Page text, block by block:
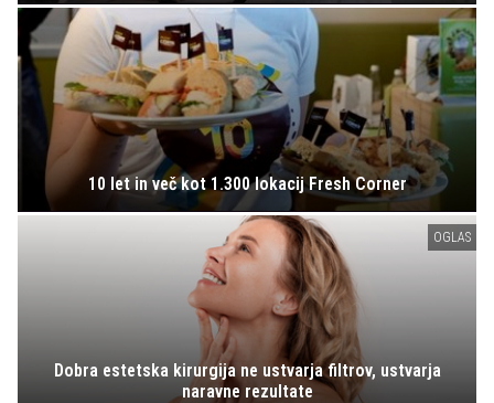
10 let in več kot 1.300 lokacij Fresh Corner
OGLAS
Dobra estetska kirurgija ne ustvarja filtrov, ustvarja
naravne rezultate